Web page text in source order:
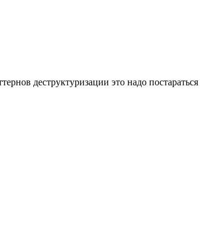
деструктуризации это надо